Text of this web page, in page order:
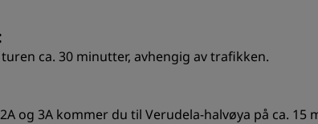
ca. 30 minutter, avhengig av trafikken.
og 3A kommer du til Verudela-halvøya på ca.